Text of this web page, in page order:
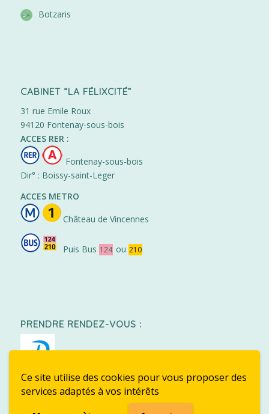
Ce site utilise des cookies pour vous proposer des
services adaptés à vos intérêts
Botzaris
CABINET “LA FÉLIXCITÉ”
31 rue Emile Roux
94120 Fontenay-sous-bois
ACCES RER :
Fontenay-sous-bois
Dir° : Boissy-saint-Leger
ACCES METRO
Château de Vincennes
Puis Bus 124 ou 210
PRENDRE RENDEZ-VOUS :